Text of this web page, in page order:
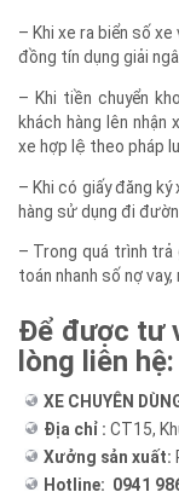
tiến hành làm xe và
đồng tín dụng giải
– Khi tiền chuyển
xe hợp lệ theo pháp
hàng sử dụng đi
toán nhanh số nợ
Để được tư
lòng liên hệ:
XE CHUYÊN
Địa chỉ : CT15,